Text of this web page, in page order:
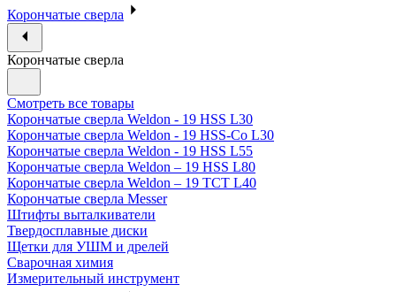
Корончатые сверла
Корончатые сверла
Смотреть все товары
Корончатые сверла Weldon - 19 HSS L30
Корончатые сверла Weldon - 19 HSS-Co L30
Корончатые сверла Weldon - 19 HSS L55
Корончатые сверла Weldon – 19 HSS L80
Корончатые сверла Weldon – 19 TCT L40
Корончатые сверла Messer
Штифты выталкиватели
Твердосплавные диски
Щетки для УШМ и дрелей
Сварочная химия
Измерительный инструмент